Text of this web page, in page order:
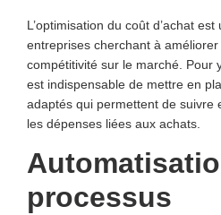
L’optimisation du coût d’achat
entreprises cherchant à
compétitivité sur le marché. Pour
est indispensable de mettre en
adaptés qui permettent de suivre
les dépenses liées aux achats.
processus